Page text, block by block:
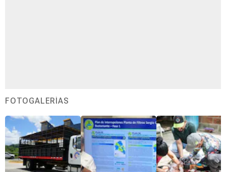
FOTOGALERÍAS